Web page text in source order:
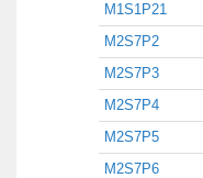
M1S1P21
M2S7P2
M2S7P3
M2S7P4
M2S7P5
M2S7P6